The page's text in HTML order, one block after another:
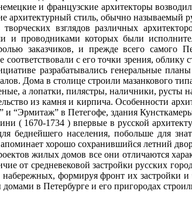
и французские архитекторы
архитектурный стиль, обычно называемый
взглядов различных
и проводниками которых были
заказчиков, и прежде всего самого
соответствовали с его точки зрения,
разрабатывались генеральные
Дома в столице строили мазанкового
а лопатки, пилястры, наличники,
из камня и кирпича. Особенности
и “Эрмитаж” в Петегофе, здания
( 1670-1734 ) впервые в русской
беднейшего населения, побольше для
хорошо сохранившийся летний
жилых домов все они отличаются
от средневековой застройки русских
формируя фронт их застройки
в Петербурге и его пригородах